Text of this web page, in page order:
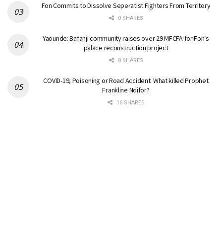
Fon Commits to Dissolve Seperatist Fighters From Territory
0 SHARES
Yaounde: Bafanji community raises over 29 MFCFA for Fon’s
palace reconstruction project
8 SHARES
COVID-19, Poisoning or Road Accident: What killed Prophet
Frankline Ndifor?
16 SHARES